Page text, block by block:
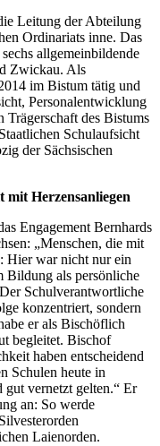
Leitung der Abteilung
Ordinariats inne. Das
allgemeinbildende
Zwickau. Als
im Bistum tätig und
Personalentwicklung
des Bistums
Schulaufsicht
der Sächsischen
Herzensanliegen
Engagement Bernhards
„Menschen, die mit
Hier war nicht nur ein
Bildung als persönliche
Schulverantwortliche
konzentriert, sondern
er als Bischöflich
begleitet. Bischof
haben entscheidend
Schulen heute in
gut vernetzt gelten.“ Er
an: So werde
Laienorden.